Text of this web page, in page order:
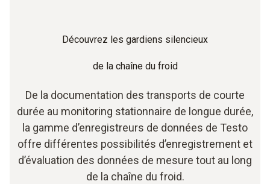
Découvrez les gardiens silencieux
de la chaîne du froid
De la documentation des transports de courte
durée au monitoring stationnaire de longue durée,
la gamme d’enregistreurs de données de Testo
offre différentes possibilités d’enregistrement et
d’évaluation des données de mesure tout au long
de la chaîne du froid.